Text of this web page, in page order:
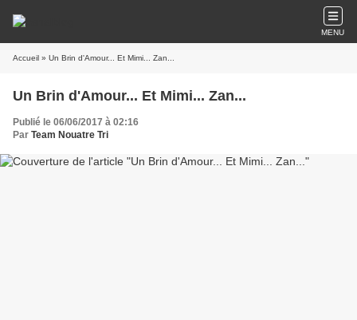
MENU
Accueil » Un Brin d'Amour... Et Mimi... Zan...
Un Brin d'Amour... Et Mimi... Zan...
Publié le 06/06/2017 à 02:16
Par Team Nouatre Tri